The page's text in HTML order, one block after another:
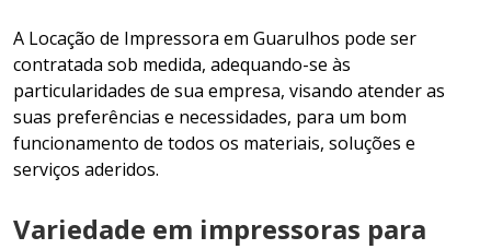
A Locação de Impressora em Guarulhos pode ser
contratada sob medida, adequando-se às
particularidades de sua empresa, visando atender as
suas preferências e necessidades, para um bom
funcionamento de todos os materiais, soluções e
serviços aderidos.
Variedade em impressoras para